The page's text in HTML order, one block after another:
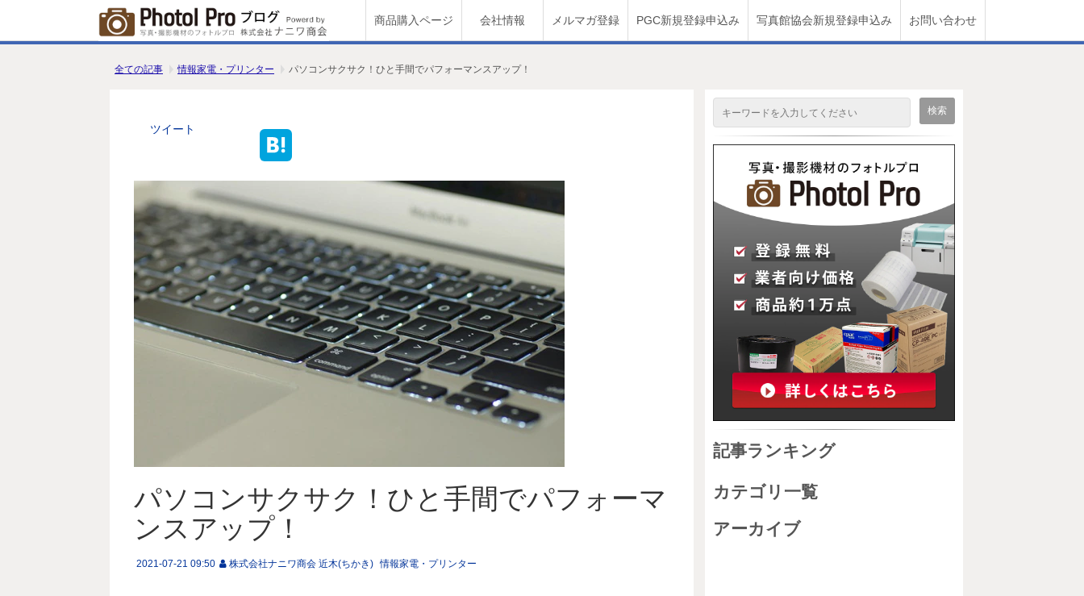
商品購入ページ 会社情報 メルマガ登録 PGC新規登録申込み 写真館協会新規登録申込み お問い合わせ
全ての記事 情報家電・プリンター パソコンサクサク！ひと手間でパフォーマンスアップ！
ツイート
パソコンサクサク！ひと手間でパフォーマ
ンスアップ！
2021-07-21 09:50 株式会社ナニワ商会 近木(ちかき) 情報家電・プリンター
記事ランキング
カテゴリ一覧
アーカイブ